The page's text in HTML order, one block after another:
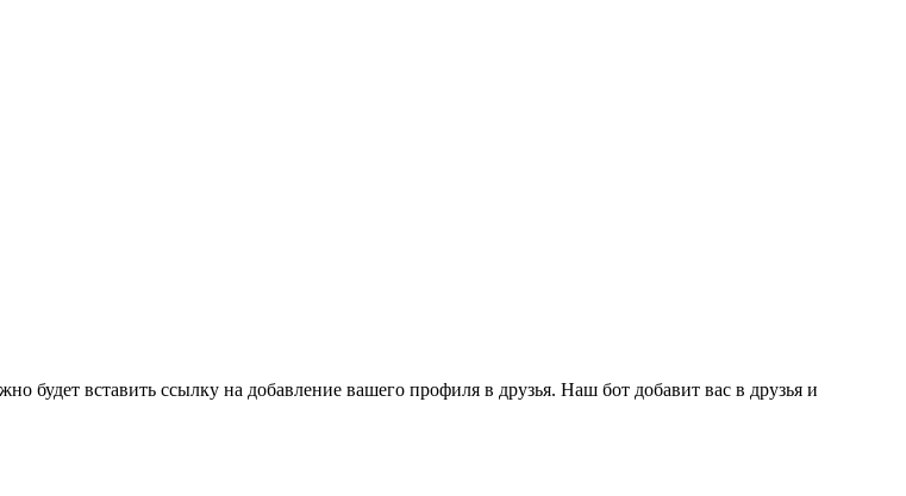
будет вставить ссылку на добавление вашего профиля в друзья. Наш бот добавит вас в друзья и